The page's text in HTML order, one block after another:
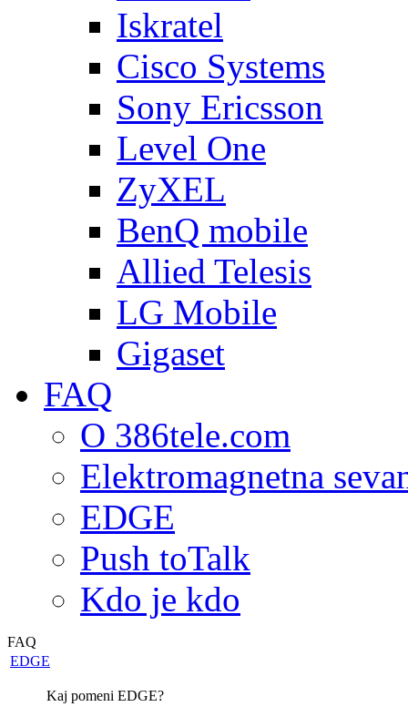
Iskratel
Cisco Systems
Sony Ericsson
Level One
ZyXEL
BenQ mobile
Allied Telesis
LG Mobile
Gigaset
FAQ
O 386tele.com
Elektromagnetna
EDGE
Push toTalk
Kdo je kdo
FAQ
EDGE
Kaj pomeni EDGE?